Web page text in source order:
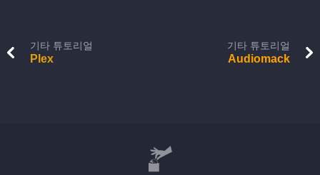
기타 튜토리얼
Plex
기타 튜토리얼
Audiomack